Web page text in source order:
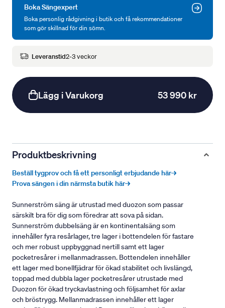
Boka Sängexpert
Boka personlig rådgivning i butik och få rekommendationer
som gör skillnad för din sömn.
Leveranstid2-3 veckor
Lägg i Varukorg 53 990 kr
Produktbeskrivning
Beställ tygprov och få ett personligt erbjudande här→
Prova sängen i din närmsta butik här→
Sunnerström säng är utrustad med duozon som passar
särskilt bra för dig som föredrar att sova på sidan.
Sunnerström dubbelsäng är en kontinentalsäng som
innehåller fyra resårlager, tre lager i bottendelen för fastare
och mer robust uppbyggnad nertill samt ett lager
pocketresårer i mellanmadrassen. Bottendelen innehåller
ett lager med bonellfjädrar för ökad stabilitet och livslängd,
toppad med dubbla lager pocketresårer utrustade med
Duozon för ökad tryckavlastning och följsamhet för axlar
och bröstrygg. Mellanmadrassen innehåller ett lager